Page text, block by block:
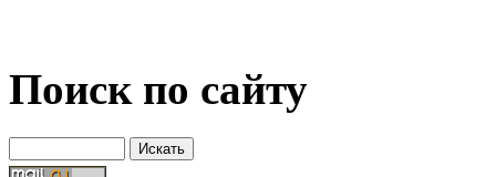
Поиск по сайту